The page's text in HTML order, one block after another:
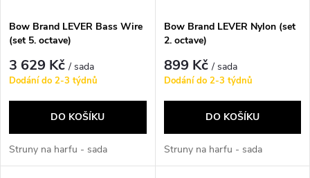
p
r
o
d
s
p
r
d
Bow Brand LEVER Bass Wire
(set 5. octave)
3 629 Kč/ sada
Dodání do 2-3 týdnů
DO KOŠÍKU
Struny na harfu - sada
Bow Brand LEVER Nylon (set
2. octave)
899 Kč/ sada
Dodání do 2-3 týdnů
DO KOŠÍKU
Struny na harfu - sada